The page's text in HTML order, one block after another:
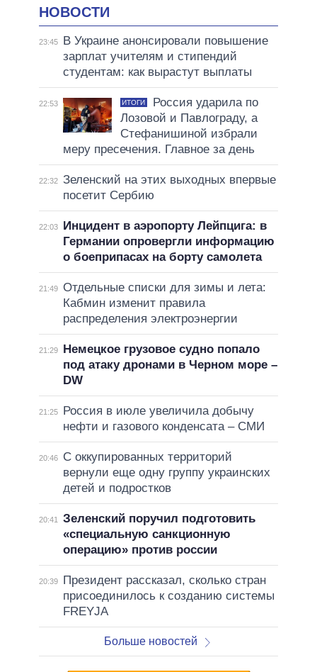
НОВОСТИ
23:45
В Украине анонсировали повышение
зарплат учителям и стипендий
студентам: как вырастут выплаты
22:53 ИТОГИ
Россия ударила по
Лозовой и Павлограду, а
Стефанишиной избрали
меру пресечения. Главное за день
22:32 Зеленский на этих выходных впервые
посетит Сербию
22:03
Инцидент в аэропорту Лейпцига: в
Германии опровергли информацию
о боеприпасах на борту самолета
21:49 Отдельные списки для зимы и лета:
Кабмин изменит правила
распределения электроэнергии
21:29
Немецкое грузовое судно попало
под атаку дронами в Черном море –
DW
21:25
Россия в июле увеличила добычу
нефти и газового конденсата – СМИ
20:46
С оккупированных территорий
вернули еще одну группу украинских
детей и подростков
20:41
Зеленский поручил подготовить
«специальную санкционную
операцию» против россии
20:39
Президент рассказал, сколько стран
присоединилось к созданию системы
FREYJA
Больше новостей